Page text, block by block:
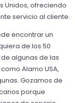
Unidos, ofreciendo
servicio al cliente.
encontrar un
de los 50
algunas de las
Alamo USA,
Gozamos de
porque